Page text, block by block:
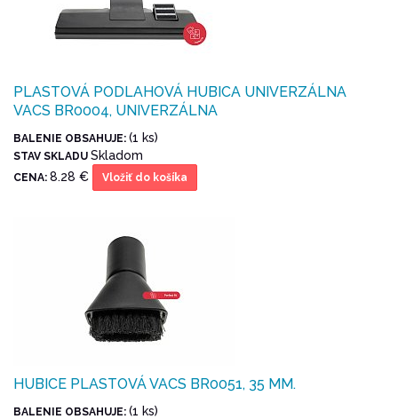
PLASTOVÁ PODLAHOVÁ HUBICA UNIVERZÁLNA
VACS BR0004, UNIVERZÁLNA
BALENIE OBSAHUJE: (1 ks)
STAV SKLADU Skladom
CENA: 8.28 € Vložiť do košíka
HUBICE PLASTOVÁ VACS BR0051, 35 MM.
BALENIE OBSAHUJE: (1 ks)